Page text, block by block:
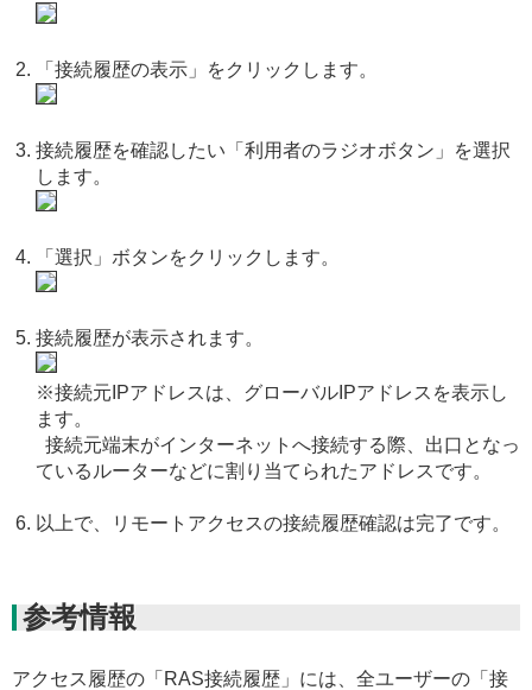
「接続履歴の表示」をクリックします。
接続履歴を確認したい「利用者のラジオボタン」を選択
します。
「選択」ボタンをクリックします。
接続履歴が表示されます。
※接続元IPアドレスは、グローバルIPアドレスを表示し
ます。
接続元端末がインターネットへ接続する際、出口となっ
ているルーターなどに割り当てられたアドレスです。
以上で、リモートアクセスの接続履歴確認は完了です。
参考情報
アクセス履歴の「RAS接続履歴」には、全ユーザーの「接